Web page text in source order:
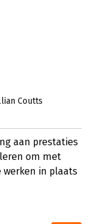
Coutts
aan prestaties
om met
werken in plaats